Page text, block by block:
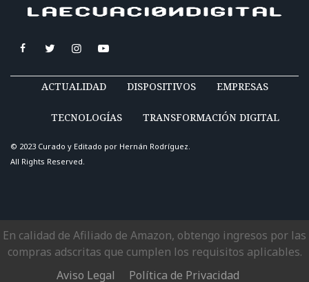
ACTUALIDAD DISPOSITIVOS EMPRESAS
TECNOLOGÍAS TRANSFORMACIÓN DIGITAL
© 2023 Curado y Editado por Hernán Rodríguez.
All Rights Reserved.
En calidad de Afiliado de Amazon, obtengo ingresos por las
compras adscritas que cumplen los requisitos aplicables.
Aviso Legal
Política de Privacidad